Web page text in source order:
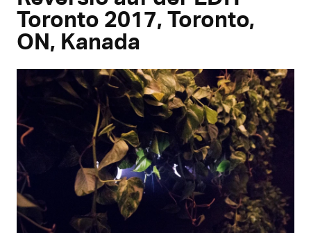
Toronto 2017, Toronto,
ON, Kanada